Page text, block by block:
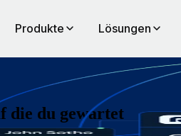
Produkte Lösungen
die du gewartet